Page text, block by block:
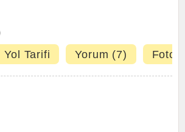
Yol Tarifi Yorum (7)